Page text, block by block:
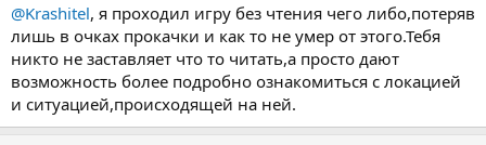
@Krashitel, я проходил игру без чтения чего либо,потеряв
лишь в очках прокачки и как то не умер от этого.Тебя
никто не заставляет что то читать,а просто дают
возможность более подробно ознакомиться с локацией
и ситуацией,происходящей на ней.